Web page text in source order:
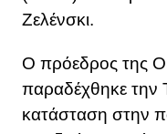
Ζελένσκι.
Ο πρόεδρος της
παραδέχθηκε την
κατάσταση στην